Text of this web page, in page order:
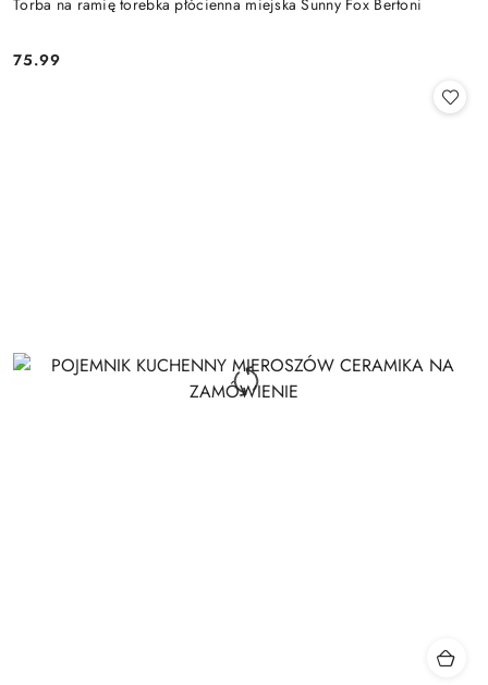
Torba na ramię torebka płócienna miejska Sunny Fox Bertoni
Cena:
75.99